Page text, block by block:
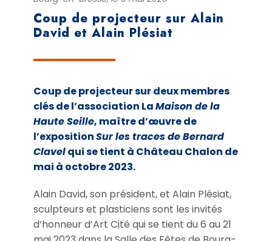
Coup de projecteur sur Alain
David et Alain Plésiat
Coup de projecteur sur deux membres
clés de l’association LaMaison de la
Haute Seille, maître d’œuvre de
l’expositionSur les traces de Bernard
Clavelqui se tient à Château Chalon de
mai à octobre 2023.
Alain David, son président, et Alain Plésiat,
sculpteurs et plasticiens sont les invités
d’honneur d’Art Cité qui se tient du 6 au 21